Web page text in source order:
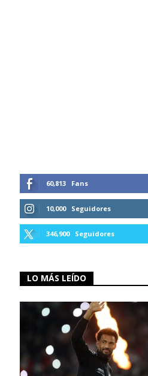
60,813 Fans
10,000 Seguidores
346,900 Seguidores
LO MÁS LEÍDO